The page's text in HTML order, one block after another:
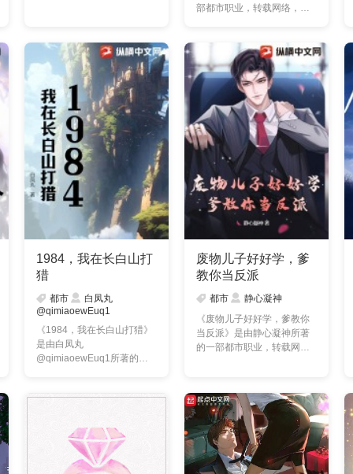
部都市职业，转载网络，本
1984，我在长白山打
猎
都市
白凤丸
@qimiaoewEuq1
《1984，我在长白山打猎》
是由白凤丸
@qimiaoewEuq1所著的一
废物儿子好好学，爹
教你当反派
都市
静心凝神
《废物儿子好好学，爹教你
当反派》是由静心凝神所著
的一部都市职业，转载网